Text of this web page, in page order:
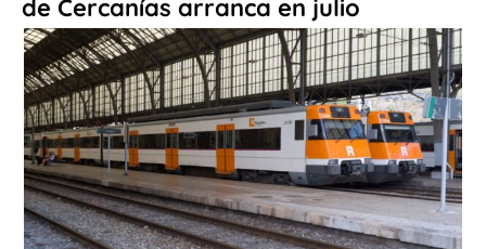
de Cercanías arranca en julio